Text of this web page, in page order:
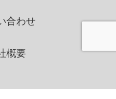
ることなく、第
合わせ
概要